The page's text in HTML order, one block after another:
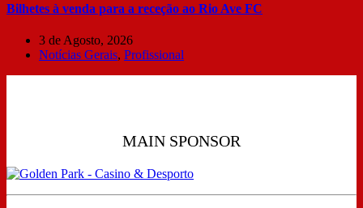
Bilhetes à venda para a receção ao Rio Ave FC
3 de Agosto, 2026
Notícias Gerais, Profissional
MAIN SPONSOR